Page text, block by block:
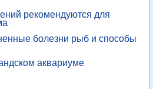
рекомендуются для
болезни рыб и способы
аквариуме